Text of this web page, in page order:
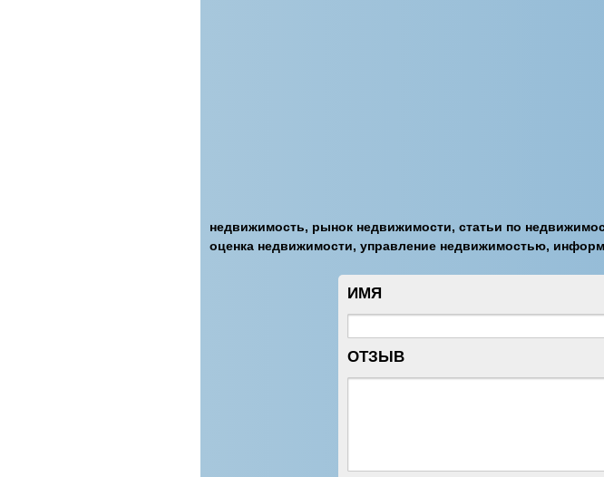
недвижимость, рынок недвижимости, статьи по
оценка недвижимости, управление недвижимостью,
ИМЯ
ОТЗЫВ